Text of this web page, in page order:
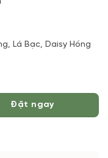
Lá Bạc, Daisy Hồng
sẽ không có hoặc
đổi sẽ được thông
Đặt ngay